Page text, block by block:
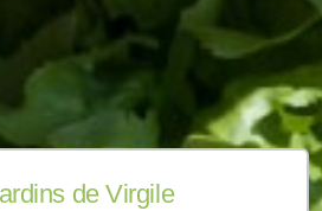
de Virgile